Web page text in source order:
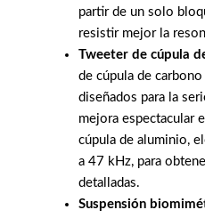
partir de un solo
resistir mejor la
Tweeter de cúpula
de cúpula de
diseñados para la
mejora espectacular
cúpula de aluminio,
a 47 kHz, para
detalladas.
Suspensión